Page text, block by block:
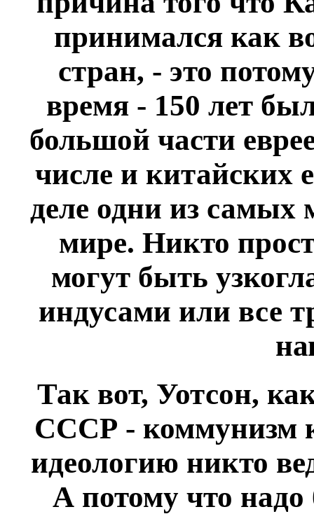
принимался как
стран, - это
время - 150 лет
большой части
числе и китайских
деле одни из самых
мире. Никто
могут быть
индусами или все
Так вот, Уотсон,
СССР - коммунизм
идеологию никто
А потому что